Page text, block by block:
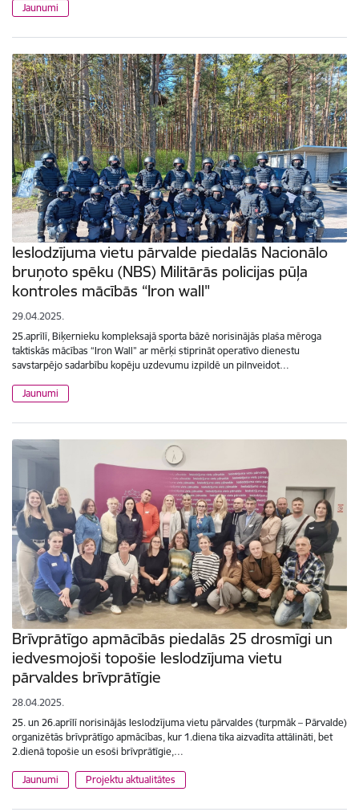
Jaunumi
Ieslodzījuma vietu pārvalde piedalās Nacionālo
bruņoto spēku (NBS) Militārās policijas pūļa
kontroles mācībās “Iron wall"
29.04.2025.
25.aprīlī, Biķernieku kompleksajā sporta bāzē norisinājās plaša mēroga
taktiskās mācības “Iron Wall” ar mērķi stiprināt operatīvo dienestu
savstarpējo sadarbību kopēju uzdevumu izpildē un pilnveidot…
Jaunumi
Brīvprātīgo apmācībās piedalās 25 drosmīgi un
iedvesmojoši topošie Ieslodzījuma vietu
pārvaldes brīvprātīgie
28.04.2025.
25. un 26.aprīlī norisinājās Ieslodzījuma vietu pārvaldes (turpmāk – Pārvalde)
organizētās brīvprātīgo apmācības, kur 1.diena tika aizvadīta attālināti, bet
2.dienā topošie un esoši brīvprātīgie,…
Jaunumi Projektu aktualitātes